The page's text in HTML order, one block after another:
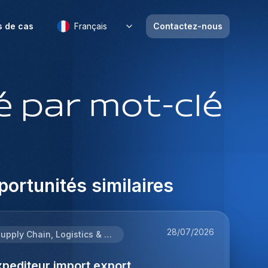
de cas Français Contactez-nous
par mot-clé
similaires
Supply Chain, Logistics & Procurement 28/07/2026